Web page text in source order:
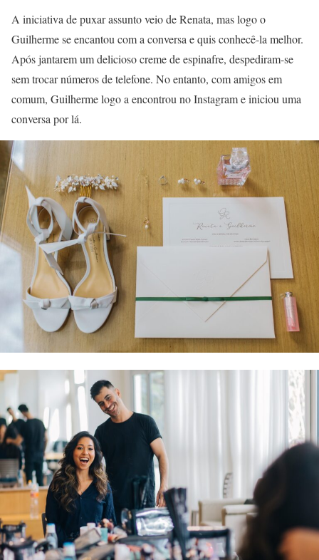
A iniciativa de puxar assunto veio de Renata, mas logo o
Guilherme se encantou com a conversa e quis conhecê-la melhor.
Após jantarem um delicioso creme de espinafre, despediram-se
sem trocar números de telefone. No entanto, com amigos em
comum, Guilherme logo a encontrou no Instagram e iniciou uma
conversa por lá.